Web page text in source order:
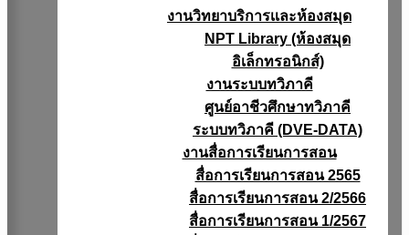
งานวิทยาบริการเเละห้องสมุด
NPT Library (ห้องสมุด
อิเล็กทรอนิกส์)
งานระบบทวิภาคี
ศูนย์อาชีวศึกษาทวิภาคี
ระบบทวิภาคี (DVE-DATA)
งานสื่อการเรียนการสอน
สื่อการเรียนการสอน 2565
สื่อการเรียนการสอน 2/2566
สื่อการเรียนการสอน 1/2567